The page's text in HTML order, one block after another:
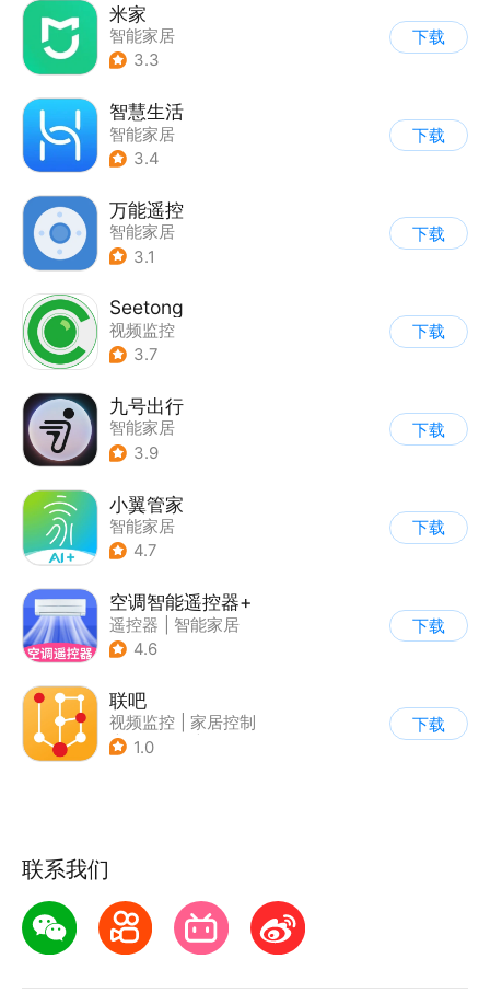
米家
智能家居
3.3
下载
智慧生活
智能家居
3.4
下载
万能遥控
智能家居
3.1
下载
Seetong
视频监控
3.7
下载
九号出行
智能家居
3.9
下载
小翼管家
智能家居
4.7
下载
空调智能遥控器+
遥控器
智能家居
4.6
下载
联吧
视频监控
家居控制
| 智能家居
1.0
下载
联系我们